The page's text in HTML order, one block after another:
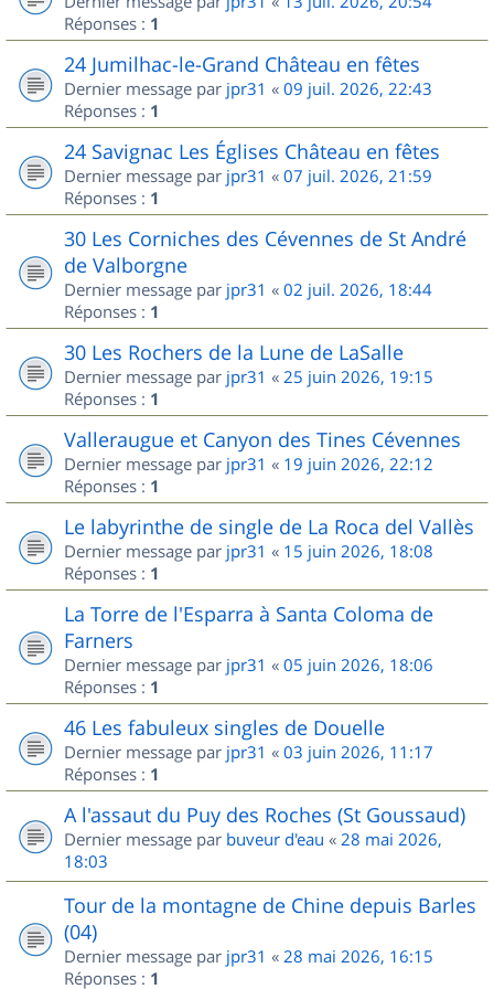
Réponses : 1
24 Jumilhac-le-Grand Château en fêtes
Dernier message par jpr31 « 09 juil. 2026, 22:43
Réponses : 1
24 Savignac Les Églises Château en fêtes
Dernier message par jpr31 « 07 juil. 2026, 21:59
Réponses : 1
30 Les Corniches des Cévennes de St André
de Valborgne
Dernier message par jpr31 « 02 juil. 2026, 18:44
Réponses : 1
30 Les Rochers de la Lune de LaSalle
Dernier message par jpr31 « 25 juin 2026, 19:15
Réponses : 1
Valleraugue et Canyon des Tines Cévennes
Dernier message par jpr31 « 19 juin 2026, 22:12
Réponses : 1
Le labyrinthe de single de La Roca del Vallès
Dernier message par jpr31 « 15 juin 2026, 18:08
Réponses : 1
La Torre de l'Esparra à Santa Coloma de
Farners
Dernier message par jpr31 « 05 juin 2026, 18:06
Réponses : 1
46 Les fabuleux singles de Douelle
Dernier message par jpr31 « 03 juin 2026, 11:17
Réponses : 1
A l'assaut du Puy des Roches (St Goussaud)
Dernier message par buveur d'eau « 28 mai 2026,
18:03
Tour de la montagne de Chine depuis Barles
(04)
Dernier message par jpr31 « 28 mai 2026, 16:15
Réponses : 1